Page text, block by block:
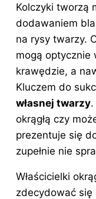
c
e
b
o
o
k
er
e
st
Kolczyki tworzą
dodawaniem
na rysy twarzy.
mogą optycznie
krawędzie, a
Kluczem do
własnej twarzy
okrągłą czy
prezentuje się
zupełnie nie
Właścicielki
zdecydować się